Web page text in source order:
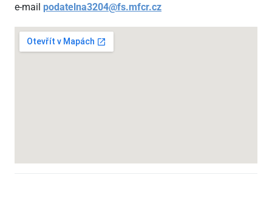
e-mail podatelna3204@fs.mfcr.cz